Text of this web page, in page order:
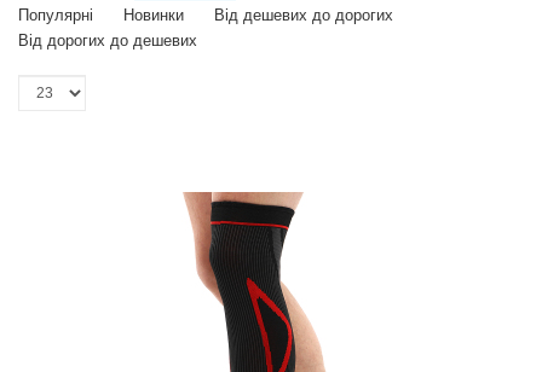
Популярні
Новинки
Від дешевих до дорогих
Від дорогих до дешевих